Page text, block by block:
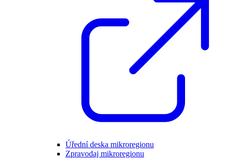
Úřední deska mikroregionu
Zpravodaj mikroregionu